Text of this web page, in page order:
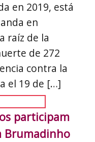
en 2019, está
en
raíz de la
de 272
contra la
el 19 de […]
participam
Brumadinho